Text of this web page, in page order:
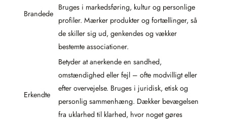
Brandede
Bruges i markedsføring, kultur og personlige
profiler. Mærker produkter og fortællinger, så
de skiller sig ud, genkendes og vækker
bestemte associationer.
Erkendte
Betyder at anerkende en sandhed,
omstændighed eller fejl – ofte modvilligt eller
efter overvejelse. Bruges i juridisk, etisk og
personlig sammenhæng. Dækker bevægelsen
fra uklarhed til klarhed, hvor noget gøres